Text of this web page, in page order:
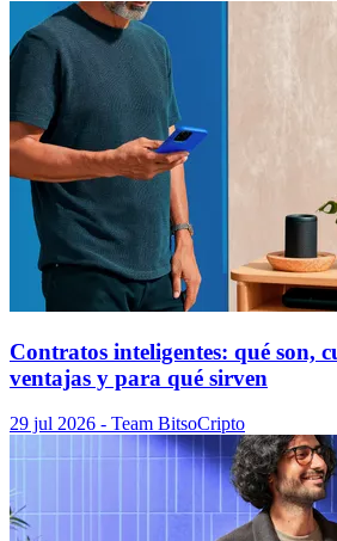
Contratos inteligentes: qué son,
ventajas y para qué sirven
29 jul 2026 - Team BitsoCripto